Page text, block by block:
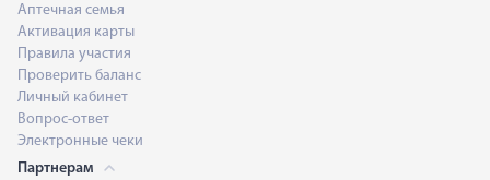
Аптечная семья
Активация карты
Правила участия
Проверить баланс
Личный кабинет
Вопрос-ответ
Электронные чеки
Партнерам